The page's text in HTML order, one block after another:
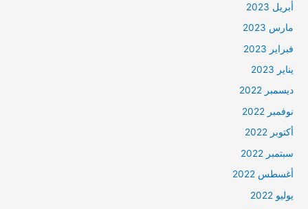
أبريل 2023
مارس 2023
فبراير 2023
يناير 2023
ديسمبر 2022
نوفمبر 2022
أكتوبر 2022
سبتمبر 2022
أغسطس 2022
يوليو 2022